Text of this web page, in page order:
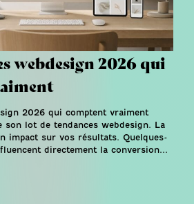
webdesign 2026 qui
2026 qui comptent vraiment
son lot de tendances webdesign. La
impact sur vos résultats. Quelques-
directement la conversion...